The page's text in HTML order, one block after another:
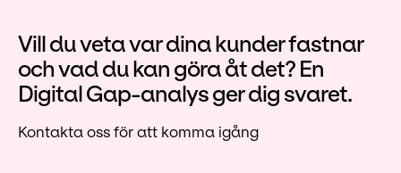
Vill du veta var dina kunder fastnar
och vad du kan göra åt det? En
Digital Gap-analys ger dig svaret.
Kontakta oss för att komma igång